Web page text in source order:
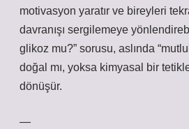
motivasyon yaratır ve bireyleri
davranışı sergilemeye
glikoz mu?” sorusu, aslında
doğal mı, yoksa kimyasal bir
dönüşür.
—